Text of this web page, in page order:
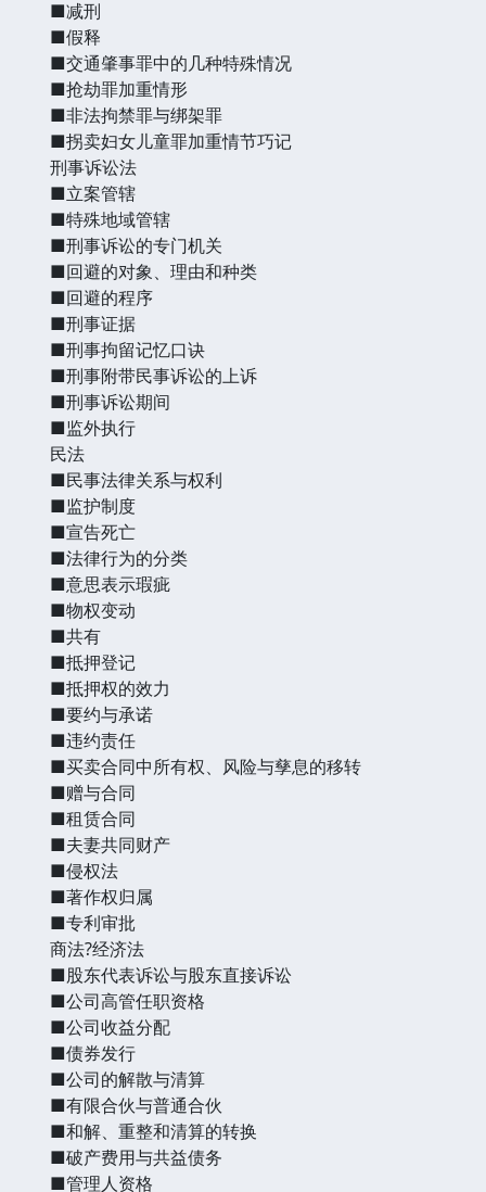
■减刑
■假释
■交通肇事罪中的几种特殊情况
■抢劫罪加重情形
■非法拘禁罪与绑架罪
■拐卖妇女儿童罪加重情节巧记
刑事诉讼法
■立案管辖
■特殊地域管辖
■刑事诉讼的专门机关
■回避的对象、理由和种类
■回避的程序
■刑事证据
■刑事拘留记忆口诀
■刑事附带民事诉讼的上诉
■刑事诉讼期间
■监外执行
民法
■民事法律关系与权利
■监护制度
■宣告死亡
■法律行为的分类
■意思表示瑕疵
■物权变动
■共有
■抵押登记
■抵押权的效力
■要约与承诺
■违约责任
■买卖合同中所有权、风险与孳息的移转
■赠与合同
■租赁合同
■夫妻共同财产
■侵权法
■著作权归属
■专利审批
商法?经济法
■股东代表诉讼与股东直接诉讼
■公司高管任职资格
■公司收益分配
■债券发行
■公司的解散与清算
■有限合伙与普通合伙
■和解、重整和清算的转换
■破产费用与共益债务
■管理人资格